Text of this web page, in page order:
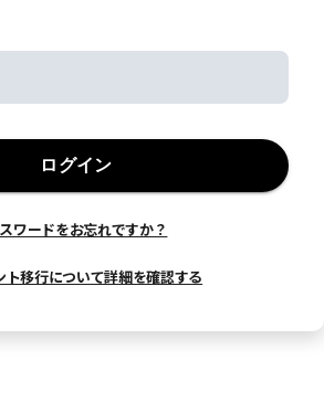
ログイン
ワードをお忘れですか？
ト移行について詳細を確認する